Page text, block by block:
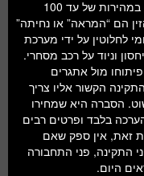
של עד 100 ק”ג, למרחק של כ-16 ק”מ וזאת במהירות של עד 100
הם “המראה” או נחיתה”
לחלוטין על ידי מערכת
מול אתגרים
הקשור אליו צריך
הסברה היא שמחירו
מדובר בהערכה בלבד ופרטים רבים
זאת, אין ספק שאם
התקינה, פני התחבורה
היום.